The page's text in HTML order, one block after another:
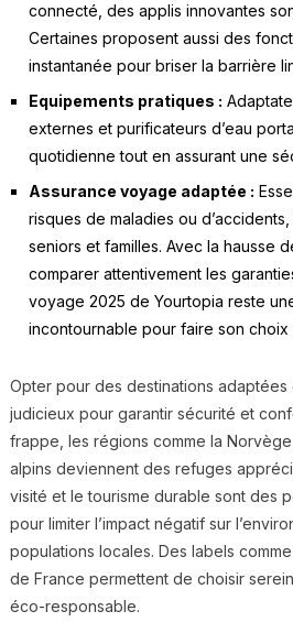
connecté, des applis innovantes
Certaines proposent aussi des
instantanée pour briser la barrière
Equipements pratiques :
externes et purificateurs d’eau
quotidienne tout en assurant une
Assurance voyage adaptée :
risques de maladies ou
seniors et familles. Avec la hausse
comparer attentivement les
voyage 2025 de Yourtopia reste
incontournable pour faire son choix
Opter pour des destinations adaptées
judicieux pour garantir sécurité et
frappe, les régions comme la
alpins deviennent des refuges
visité et le tourisme durable sont des
pour limiter l’impact négatif sur
populations locales. Des labels
de France permettent de choisir
éco-responsable.